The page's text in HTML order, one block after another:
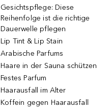
Gesichtspflege: Diese
Reihenfolge ist die richtige
Dauerwelle pflegen
Lip Tint & Lip Stain
Arabische Parfums
Haare in der Sauna schützen
Festes Parfum
Haarausfall im Alter
Koffein gegen Haarausfall